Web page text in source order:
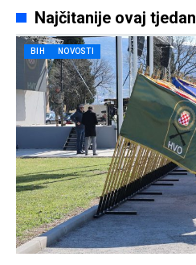
Najčitanije ovaj tjedan
BIH NOVOSTI